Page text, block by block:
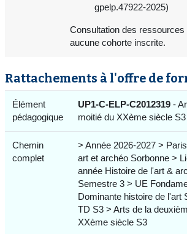
gpelp.47922-2025)
Consultation des ressources
aucune cohorte inscrite.
Rattachements à l'offre de
Élément
pédagogique
UP1-C-ELP-C2012319 -
moitié du XXème siècle S3
Chemin
complet
> Année 2026-2027 >
art et archéo Sorbonne >
année Histoire de l'art &
Semestre 3 > UE
Dominante histoire de l'art
TD S3 > Arts de la
XXème siècle S3